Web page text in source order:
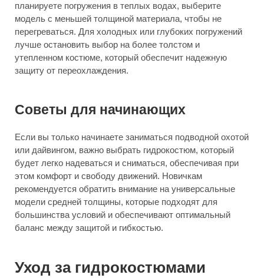
планируете погружения в теплых водах, выберите
модель с меньшей толщиной материала, чтобы не
перегреваться. Для холодных или глубоких погружений
лучше остановить выбор на более толстом и
утепленном костюме, который обеспечит надежную
защиту от переохлаждения.
Советы для начинающих
Если вы только начинаете заниматься подводной охотой
или дайвингом, важно выбрать гидрокостюм, который
будет легко надеваться и сниматься, обеспечивая при
этом комфорт и свободу движений. Новичкам
рекомендуется обратить внимание на универсальные
модели средней толщины, которые подходят для
большинства условий и обеспечивают оптимальный
баланс между защитой и гибкостью.
Уход за гидрокостюмами